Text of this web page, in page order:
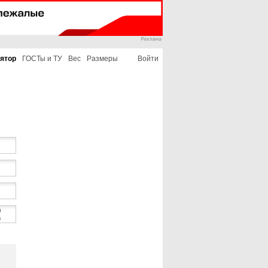
ГОСТы и ТУ Вес Размеры Войти